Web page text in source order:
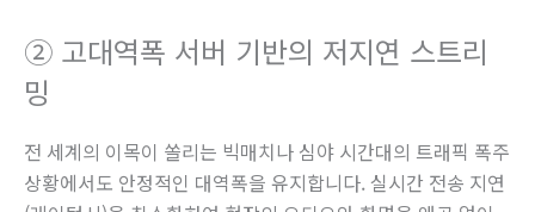
② 고대역폭 서버 기반의 저지연 스트리
밍
전 세계의 이목이 쏠리는 빅매치나 심야 시간대의 트래픽 폭주
상황에서도 안정적인 대역폭을 유지합니다. 실시간 전송 지연